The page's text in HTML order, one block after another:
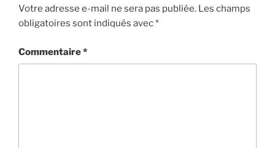
Votre adresse e-mail ne sera pas publiée. Les champs
obligatoires sont indiqués avec*
Commentaire*